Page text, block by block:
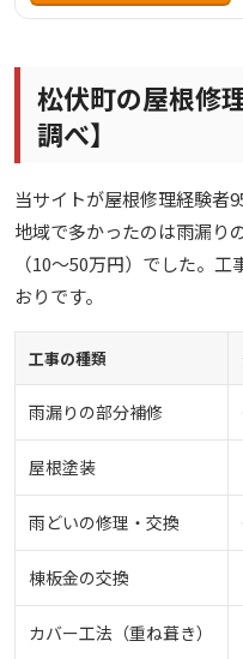
漏り修理や屋根修理など
松伏町の屋根修
調べ】
当サイトが屋根修理経験者
地域で多かったのは雨漏り
（10〜50万円）でした。
おりです。
工事の種類
雨漏りの部分補修
屋根塗装
雨どいの修理・交換
棟板金の交換
カバー工法（重ね葺き）